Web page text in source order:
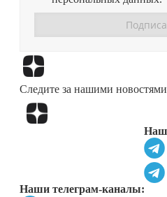
Следите за нашими
Наши телеграм-каналы: